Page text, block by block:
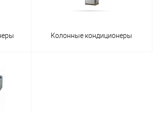
Колонные кондиционеры